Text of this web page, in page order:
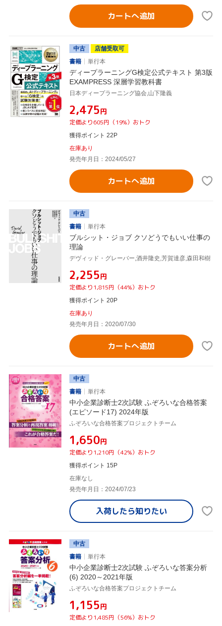
カートへ追加
中古
店舗受取可
書籍
単行本
ディープラーニングG検定公式テキスト 第3版
EXAMPRESS 深層学習教科書
日本ディープラーニング協会,山下隆義
¥2,475円
定価より605円（19%）おトク
獲得ポイント 22P
在庫あり
発売年月日：2024/05/27
カートへ追加
中古
書籍
単行本
ブルシット・ジョブ クソどうでもいい仕事の
理論
デヴィッド・グレーバー,酒井隆史,芳賀達彦,森田和樹
¥2,255円
定価より1,815円（44%）おトク
獲得ポイント 20P
在庫あり
発売年月日：2020/07/30
カートへ追加
中古
書籍
単行本
中小企業診断士2次試験 ふぞろいな合格答案
(エピソード17) 2024年版
ふぞろいな合格答案プロジェクトチーム
¥1,650円
定価より1,210円（42%）おトク
獲得ポイント 15P
在庫なし
発売年月日：2024/07/23
入荷したら知りたい
中古
書籍
単行本
中小企業診断士2次試験 ふぞろいな答案分析
(6) 2020～2021年版
ふぞろいな合格答案プロジェクトチーム
¥1,155円
定価より1,485円（56%）おトク